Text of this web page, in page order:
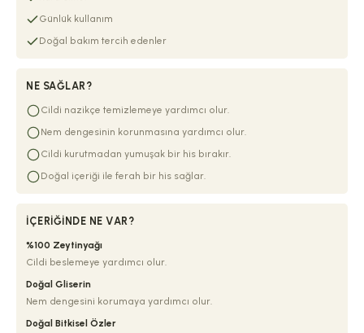
Günlük kullanım
Doğal bakım tercih edenler
NE SAĞLAR?
Cildi nazikçe temizlemeye yardımcı olur.
Nem dengesinin korunmasına yardımcı olur.
Cildi kurutmadan yumuşak bir his bırakır.
Doğal içeriği ile ferah bir his sağlar.
İÇERIĞINDE NE VAR?
%100 Zeytinyağı
Cildi beslemeye yardımcı olur.
Doğal Gliserin
Nem dengesini korumaya yardımcı olur.
Doğal Bitkisel Özler